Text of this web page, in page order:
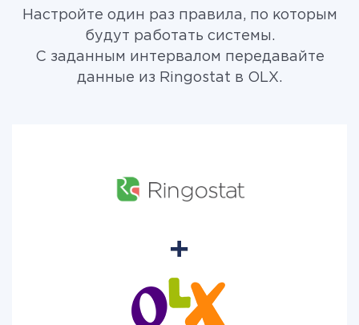
Настройте один раз правила, по которым
будут работать системы.
С заданным интервалом передавайте
данные из Ringostat в OLX.